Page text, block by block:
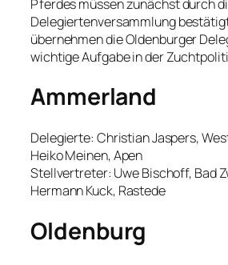
Pferdes müssen zunächst durch
Delegiertenversammlung
übernehmen die Oldenburger
wichtige Aufgabe in der
Ammerland
Delegierte: Christian Jaspers,
Heiko Meinen, Apen
Stellvertreter: Uwe Bischoff, Bad
Hermann Kuck, Rastede
Oldenburg